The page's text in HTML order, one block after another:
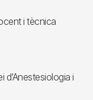
i tècnica
d’Anestesiologia i